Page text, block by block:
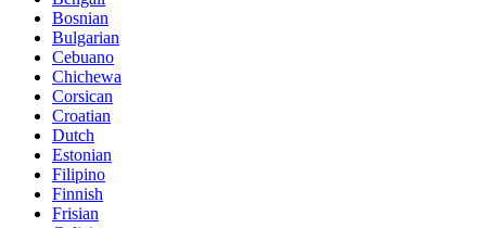
Bosnian
Bulgarian
Cebuano
Chichewa
Corsican
Croatian
Dutch
Estonian
Filipino
Finnish
Frisian